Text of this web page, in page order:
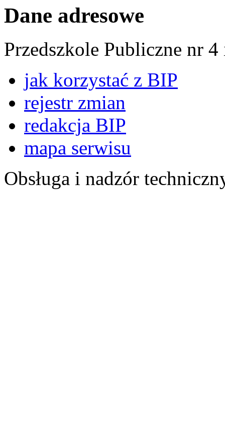
Dane adresowe
Przedszkole Publiczne nr
jak korzystać z BIP
rejestr zmian
redakcja BIP
mapa serwisu
Obsługa i nadzór